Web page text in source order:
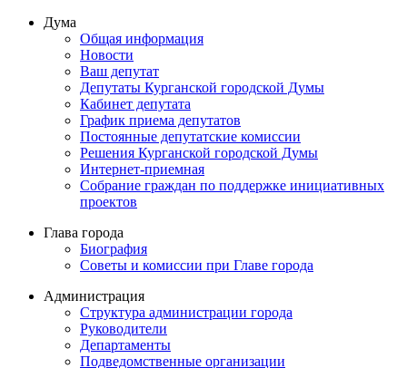
Дума
Общая информация
Новости
Ваш депутат
Депутаты Курганской городской Думы
Кабинет депутата
График приема депутатов
Постоянные депутатские комиссии
Решения Курганской городской Думы
Интернет-приемная
Собрание граждан по поддержке инициативных
проектов
Глава города
Биография
Советы и комиссии при Главе города
Администрация
Структура администрации города
Руководители
Департаменты
Подведомственные организации